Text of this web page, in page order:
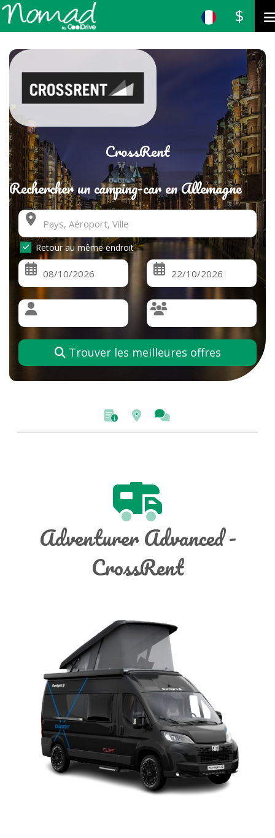
$
CrossRent
Rechercher un camping-car en Allemagne
Retour au même endroit
Trouver les meilleures offres
Adventurer Advanced -
CrossRent